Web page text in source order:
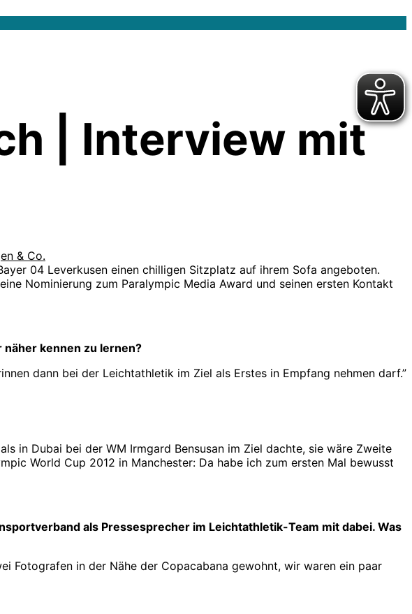
| Interview mit
& Co.
04 Leverkusen einen chilligen Sitzplatz auf ihrem Sofa angeboten.
Nominierung zum Paralympic Media Award und seinen ersten Kontakt
näher kennen zu lernen?
dann bei der Leichtathletik im Ziel als Erstes in Empfang nehmen darf.”
in Dubai bei der WM Irmgard Bensusan im Ziel dachte, sie wäre Zweite
World Cup 2012 in Manchester: Da habe ich zum ersten Mal bewusst
als Pressesprecher im Leichtathletik-Team mit dabei. Was
Fotografen in der Nähe der Copacabana gewohnt, wir waren ein paar